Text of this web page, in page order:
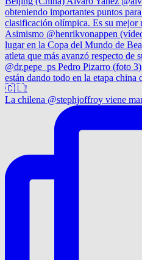
La chilena @stephjoffroy viene